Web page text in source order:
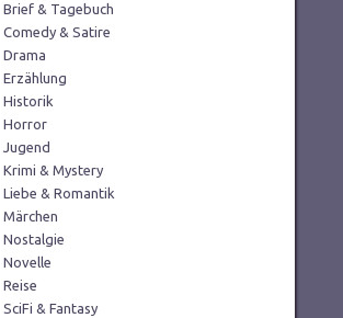
Brief & Tagebuch
Comedy & Satire
Drama
Erzählung
Historik
Horror
Jugend
Krimi & Mystery
Liebe & Romantik
Märchen
Nostalgie
Novelle
Reise
SciFi & Fantasy